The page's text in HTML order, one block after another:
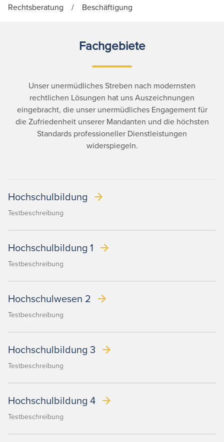
Rechtsberatung
/ Beschäftigung
Fachgebiete
Unser unermüdliches Streben nach modernsten
rechtlichen Lösungen hat uns Auszeichnungen
eingebracht, die unser unermüdliches Engagement für
die Zufriedenheit unserer Mandanten und die höchsten
Standards professioneller Dienstleistungen
widerspiegeln.
Hochschulbildung
Testbeschreibung
Hochschulbildung 1
Testbeschreibung
Hochschulwesen 2
Testbeschreibung
Hochschulbildung 3
Testbeschreibung
Hochschulbildung 4
Testbeschreibung